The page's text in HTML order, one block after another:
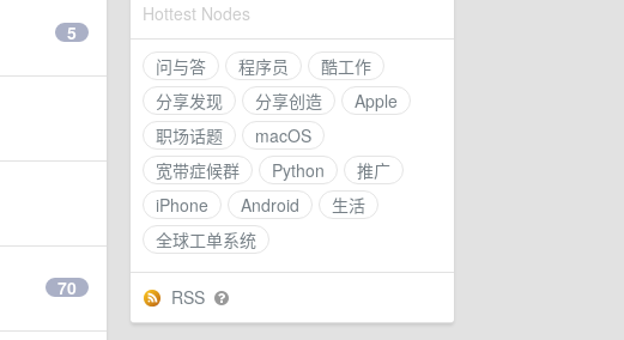
Hottest Nodes
问与答 程序员
酷工作
分享发现
分享创造
Apple
职场话题
macOS
宽带症候群
Python
推广
iPhone
Android
生活
全球工单系统
RSS
5
70